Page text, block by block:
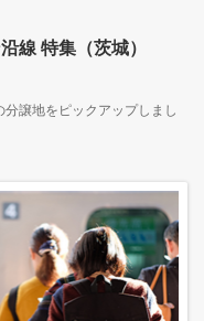
線 特集（茨城）
譲地をピックアップしまし